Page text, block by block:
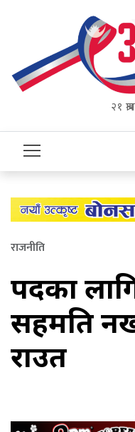
२१
राजनीति
पदका लागि
सहमति
राउत